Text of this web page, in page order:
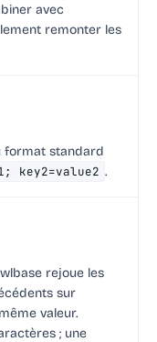
avec
remonter les
format standard
key2=value2 .
rejoue les
sur
valeur.
; une